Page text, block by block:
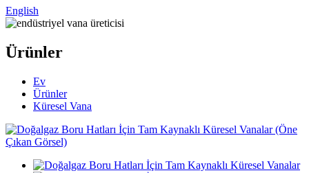
English
Ürünler
Ev
Ürünler
Küresel Vana